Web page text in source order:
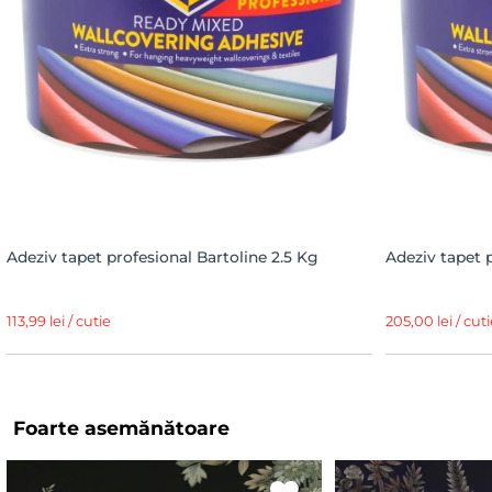
Adeziv tapet profesional Bartoline 2.5 Kg
113,99 lei / cutie
Adeziv tapet
205,00 lei /
Foarte asemănătoare